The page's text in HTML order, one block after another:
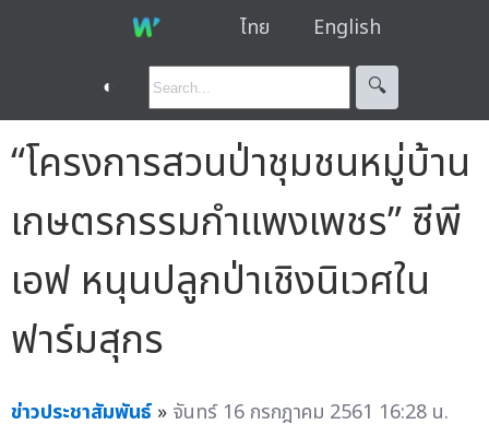
ไทย English
◐ 🔍︎
“โครงการสวนป่าชุมชนหมู่บ้าน
เกษตรกรรมกำแพงเพชร” ซีพี
เอฟ หนุนปลูกป่าเชิงนิเวศใน
ฟาร์มสุกร
ข่าวประชาสัมพันธ์ » จันทร์ 16 กรกฎาคม 2561 16:28 น.